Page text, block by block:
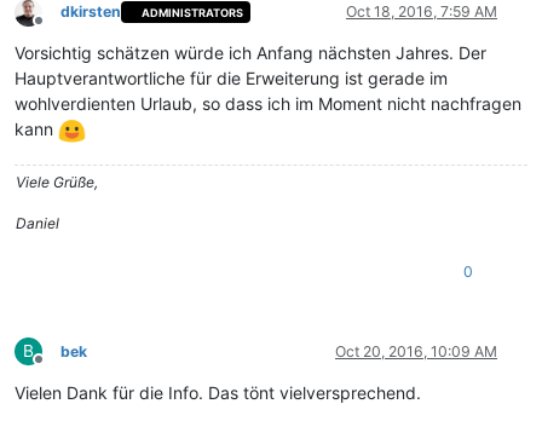
Offline
dkirsten ADMINISTRATORS Oct 18, 2016, 7:59 AM
Vorsichtig schätzen würde ich Anfang nächsten Jahres. Der
Hauptverantwortliche für die Erweiterung ist gerade im
wohlverdienten Urlaub, so dass ich im Moment nicht nachfragen
kann
Viele Grüße,
Daniel
0
B
Offline
bek Oct 20, 2016, 10:09 AM
Vielen Dank für die Info. Das tönt vielversprechend.